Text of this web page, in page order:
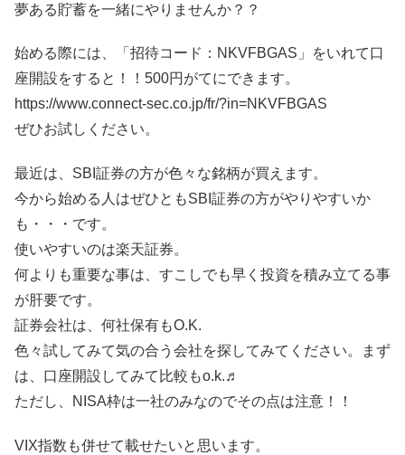
夢ある貯蓄を一緒にやりませんか？？
始める際には、「招待コード：NKVFBGAS」をいれて口
座開設をすると！！500円がてにできます。
https://www.connect-sec.co.jp/fr/?in=NKVFBGAS
ぜひお試しください。
最近は、SBI証券の方が色々な銘柄が買えます。
今から始める人はぜひともSBI証券の方がやりやすいか
も・・・です。
使いやすいのは楽天証券。
何よりも重要な事は、すこしでも早く投資を積み立てる事
が肝要です。
証券会社は、何社保有もO.K.
色々試してみて気の合う会社を探してみてください。まず
は、口座開設してみて比較もo.k.♬
ただし、NISA枠は一社のみなのでその点は注意！！
VIX指数も併せて載せたいと思います。